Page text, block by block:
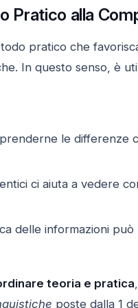
Pratico alla
pratico che
In questo senso, è
le differenze
ci aiuta a vedere
delle informazioni
teoria e pratica
poste dalla 1